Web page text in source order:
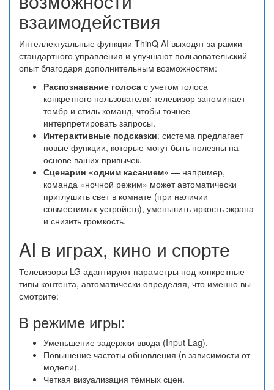
взаимодействия
Интеллектуальные функции ThinQ AI выходят за рамки
стандартного управления и улучшают пользовательский
опыт благодаря дополнительным возможностям:
Распознавание голоса с учетом голоса
конкретного пользователя: телевизор запоминает
тембр и стиль команд, чтобы точнее
интерпретировать запросы.
Интерактивные подсказки: система предлагает
новые функции, которые могут быть полезны на
основе ваших привычек.
Сценарии «одним касанием» — например,
команда «ночной режим» может автоматически
приглушить свет в комнате (при наличии
совместимых устройств), уменьшить яркость экрана
и снизить громкость.
AI в играх, кино и спорте
Телевизоры LG адаптируют параметры под конкретные
типы контента, автоматически определяя, что именно вы
смотрите:
В режиме игры:
Уменьшение задержки ввода (Input Lag).
Повышение частоты обновления (в зависимости от
модели).
Четкая визуализация тёмных сцен.